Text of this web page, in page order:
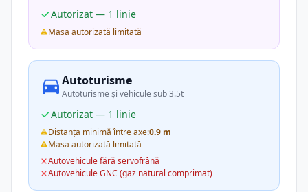
Autorizat — 1 linie
Masa autorizată limitată
Autoturisme
Autoturisme și vehicule sub 3.5t
Autorizat — 1 linie
Distanța minimă între axe:0.9 m
Masa autorizată limitată
Autovehicule fără servofrână
Autovehicule GNC (gaz natural comprimat)